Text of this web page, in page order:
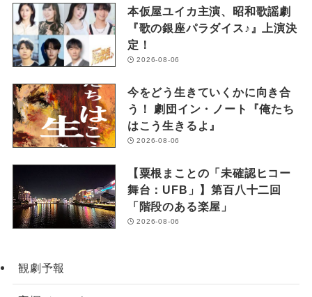
本仮屋ユイカ主演、昭和歌謡劇
『歌の銀座パラダイス♪』上演決
定！
2026-08-06
今をどう生きていくかに向き合
う！ 劇団イン・ノート『俺たち
はこう生きるよ』
2026-08-06
【粟根まことの「未確認ヒコー
舞台：UFB」】第百八十二回
「階段のある楽屋」
2026-08-06
観劇予報